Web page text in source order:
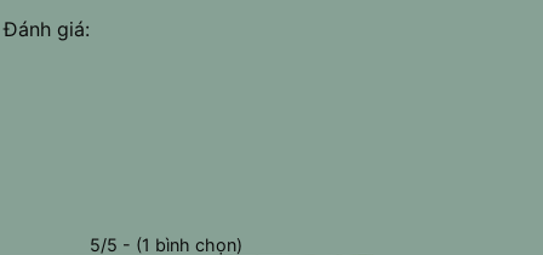
Đánh giá:
5/5 - (1 bình chọn)